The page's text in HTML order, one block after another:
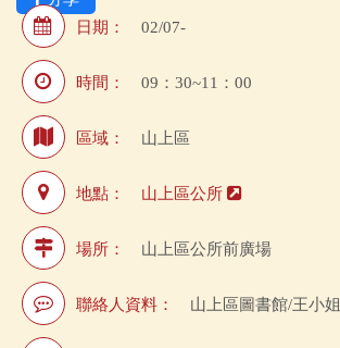
日期：
02/07-
時間： 09：30~11：00
區域： 山上區
地點： 山上區公所
場所： 山上區公所前廣場
聯絡人資料： 山上區圖書館/王小姐